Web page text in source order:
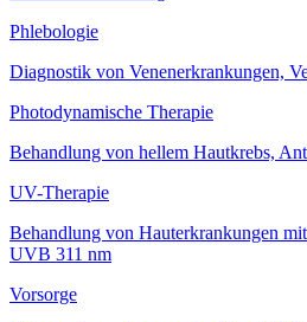
Phlebologie
Diagnostik von Venenerkrankungen,
Photodynamische Therapie
Behandlung von hellem Hautkrebs,
UV-Therapie
Behandlung von Hauterkrankungen
UVB 311 nm
Vorsorge